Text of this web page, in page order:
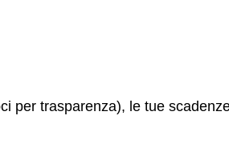
per trasparenza), le tue